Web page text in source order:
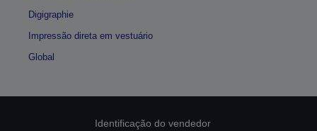
Digigraphie
Impressão direta em vestuário
Global
Identificação do vendedor